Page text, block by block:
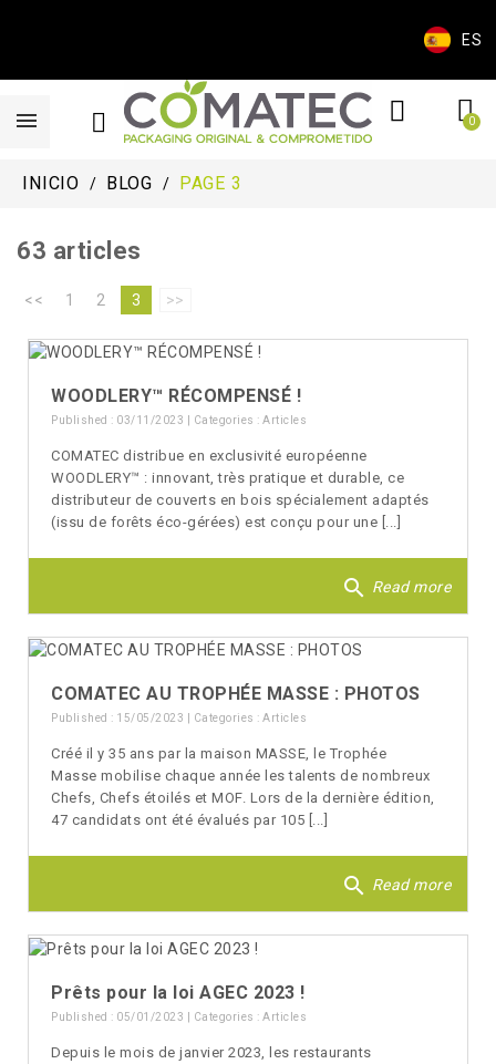
ES
INICIO BLOG PAGE 3
63 articles
<< 1 2 3 >>
WOODLERY™ RÉCOMPENSÉ !
Published : 03/11/2023 | Categories : Articles
COMATEC distribue en exclusivité européenne
WOODLERY™ : innovant, très pratique et durable, ce
distributeur de couverts en bois spécialement adaptés
(issu de forêts éco-gérées) est conçu pour une [...]
search Read more
COMATEC AU TROPHÉE MASSE : PHOTOS
Published : 15/05/2023 | Categories : Articles
Créé il y 35 ans par la maison MASSE, le Trophée
Masse mobilise chaque année les talents de nombreux
Chefs, Chefs étoilés et MOF. Lors de la dernière édition,
47 candidats ont été évalués par 105 [...]
search Read more
Prêts pour la loi AGEC 2023 !
Published : 05/01/2023 | Categories : Articles
Depuis le mois de janvier 2023, les restaurants